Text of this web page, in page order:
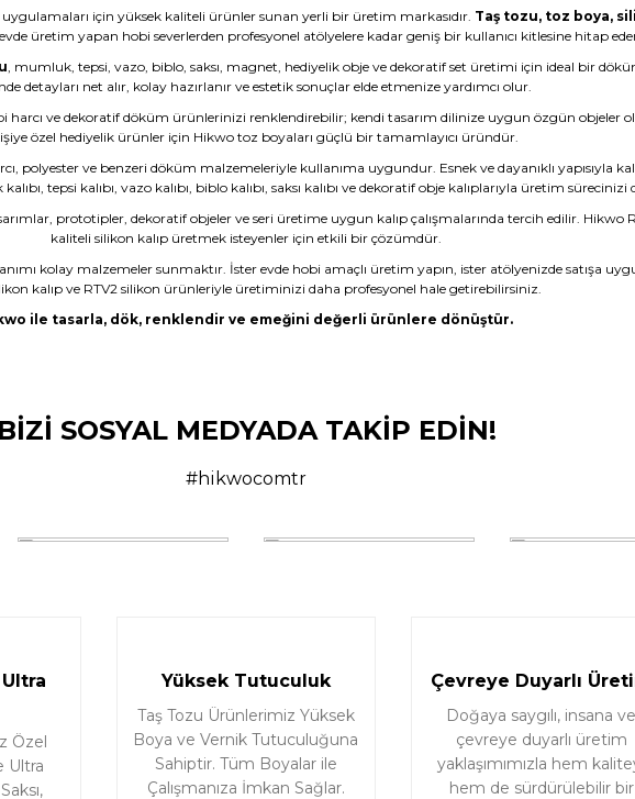
için yüksek kaliteli ürünler sunan yerli bir üretim markasıdır. Taş tozu, toz boya,
üretim yapan hobi severlerden profesyonel atölyelere kadar geniş bir kullanıcı kitlesine hitap
, mumluk, tepsi, vazo, biblo, saksı, magnet, hediyelik obje ve dekoratif set üretimi için ideal bir
detayları net alır, kolay hazırlanır ve estetik sonuçlar elde etmenize yardımcı olur.
harcı ve dekoratif döküm ürünlerinizi renklendirebilir; kendi tasarım dilinize uygun özgün objeler
özel hediyelik ürünler için Hikwo toz boyaları güçlü bir tamamlayıcı üründür.
polyester ve benzeri döküm malzemeleriyle kullanıma uygundur. Esnek ve dayanıklı yapısıyla
tepsi kalıbı, vazo kalıbı, biblo kalıbı, saksı kalıbı ve dekoratif obje kalıplarıyla üretim
prototipler, dekoratif objeler ve seri üretime uygun kalıp çalışmalarında tercih edilir. Hikwo
kaliteli silikon kalıp üretmek isteyenler için etkili bir çözümdür.
kolay malzemeler sunmaktır. İster evde hobi amaçlı üretim yapın, ister atölyenizde satışa
kalıp ve RTV2 silikon ürünleriyle üretiminizi daha profesyonel hale getirebilirsiniz.
ile tasarla, dök, renklendir ve emeğini değerli ürünlere dönüştür.
BİZİ SOSYAL MEDYADA TAKİP EDİN!
#hikwocomtr
Özel
Ultra
Yüksek Tutuculuk
Taş Tozu Ürünlerimiz Yüksek
Boya ve Vernik Tutuculuğuna
Sahiptir. Tüm Boyalar ile
Çalışmanıza İmkan Sağlar.
Çevreye Duyarlı
Doğaya saygılı, insana ve
çevreye duyarlı üretim
yaklaşımımızla hem
hem de sürdürülebilir bir